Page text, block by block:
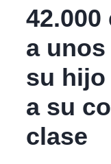
a
su hijo
a su
clase